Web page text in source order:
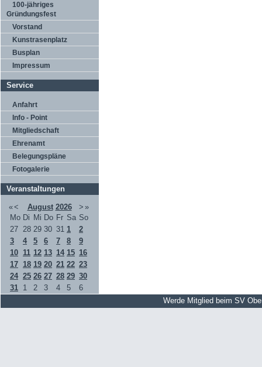
100-jähriges
Gründungsfest
Vorstand
Kunstrasenplatz
Busplan
Impressum
Service
Anfahrt
Info - Point
Mitgliedschaft
Ehrenamt
Belegungspläne
Fotogalerie
Veranstaltungen
«< August 2026 > »
Mo Di Mi Do Fr Sa So
27 28 29 30 31 1
2
3
4 5 6 7 8
9
10 11 12 13 14 15 16
17 18 19 20 21 22 23
24 25 26 27 28 29 30
31 1 2 3 4 5 6
Werde Mitglied beim SV